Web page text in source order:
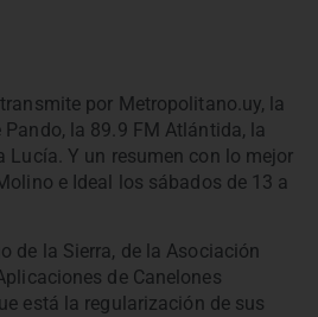
por Metropolitano.uy, la
la 89.9 FM Atlántida, la
Lucía. Y un resumen con lo mejor
e Ideal los sábados de 13 a
de la Sierra, de la Asociación
de Canelones
está la regularización de sus